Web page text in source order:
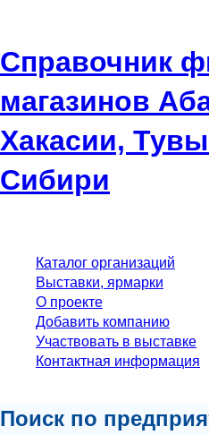
Справочник
магазинов
Хакасии,
Сибири
Каталог организаций
Выставки, ярмарки
О проекте
Добавить компанию
Участвовать в выставке
Контактная информация
Поиск по